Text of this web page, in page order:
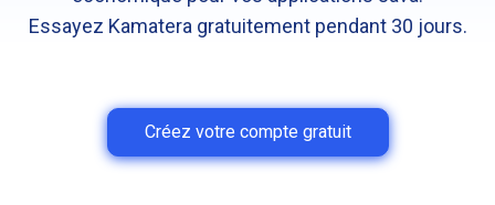
Essayez Kamatera gratuitement pendant 30 jours.
Créez votre compte gratuit